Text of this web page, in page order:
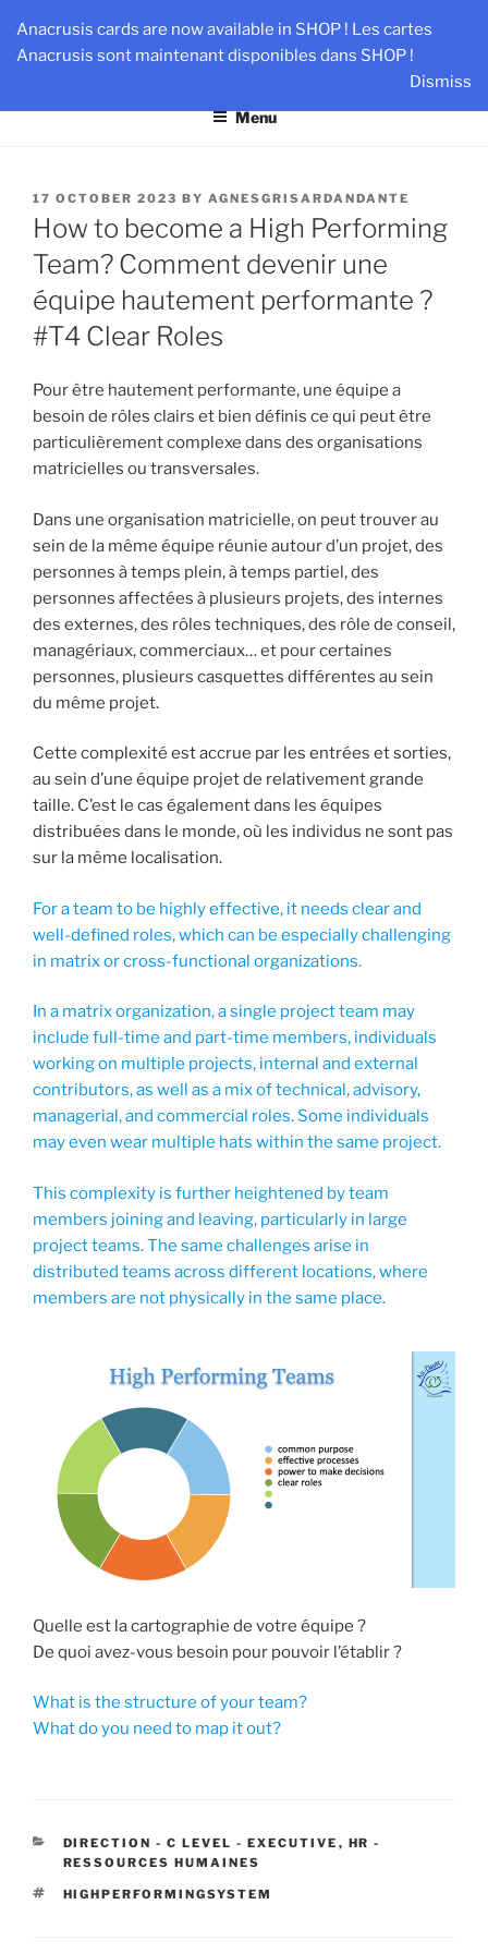
Anacrusis cards are now available in SHOP ! Les cartes
Anacrusis sont maintenant disponibles dans SHOP !
Dismiss
content
AN-DANTE
Team & Leader Performance via Harmonized Relationship
Menu
POSTED
ON
17 OCTOBER 2023 BY AGNESGRISARDANDANTE
How to become a High Performing
Team? Comment devenir une
équipe hautement performante ?
#T4 Clear Roles
Pour être hautement performante, une équipe a
besoin de rôles clairs et bien définis ce qui peut être
particulièrement complexe dans des organisations
matricielles ou transversales.
Dans une organisation matricielle, on peut trouver au
sein de la même équipe réunie autour d’un projet, des
personnes à temps plein, à temps partiel, des
personnes affectées à plusieurs projets, des internes
des externes, des rôles techniques, des rôle de conseil,
managériaux, commerciaux… et pour certaines
personnes, plusieurs casquettes différentes au sein
du même projet.
Cette complexité est accrue par les entrées et sorties,
au sein d’une équipe projet de relativement grande
taille. C’est le cas également dans les équipes
distribuées dans le monde, où les individus ne sont pas
sur la même localisation.
For a team to be highly effective, it needs clear and
well-defined roles, which can be especially challenging
in matrix or cross-functional organizations.
In a matrix organization, a single project team may
include full-time and part-time members, individuals
working on multiple projects, internal and external
contributors, as well as a mix of technical, advisory,
managerial, and commercial roles. Some individuals
may even wear multiple hats within the same project.
This complexity is further heightened by team
members joining and leaving, particularly in large
project teams. The same challenges arise in
distributed teams across different locations, where
members are not physically in the same place.
Quelle est la cartographie de votre équipe ?
De quoi avez-vous besoin pour pouvoir l’établir ?
What is the structure of your team?
What do you need to map it out?
CATEGORIES
DIRECTION - C LEVEL - EXECUTIVE , HR -
RESSOURCES HUMAINES
TAGS
HIGHPERFORMINGSYSTEM